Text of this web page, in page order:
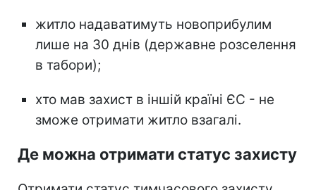
житло надаватимуть новоприбулим
лише на 30 днів (державне розселення
в табори);
хто мав захист в іншій країні ЄС - не
зможе отримати житло взагалі.
Де можна отримати статус захисту